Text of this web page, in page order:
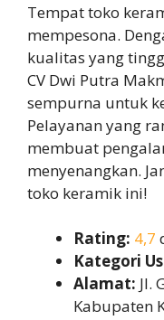
Tempat toko
mempesona.
kualitas yang
CV Dwi Putra
sempurna untuk
Pelayanan yang
membuat
menyenangkan.
toko keramik ini!
Rating: 4,7
Kategori
Alamat: Jl.
Kabupaten